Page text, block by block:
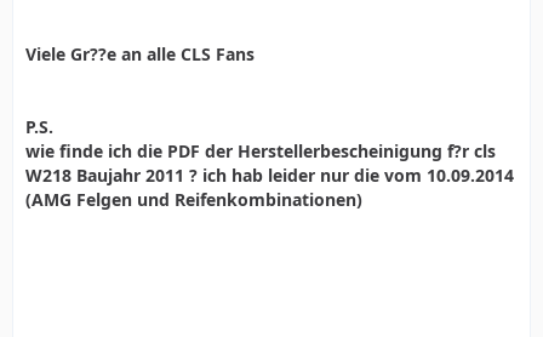
Viele Gr??e an alle CLS Fans
P.S.
wie finde ich die PDF der Herstellerbescheinigung f?r cls
W218 Baujahr 2011 ? ich hab leider nur die vom 10.09.2014
(AMG Felgen und Reifenkombinationen)